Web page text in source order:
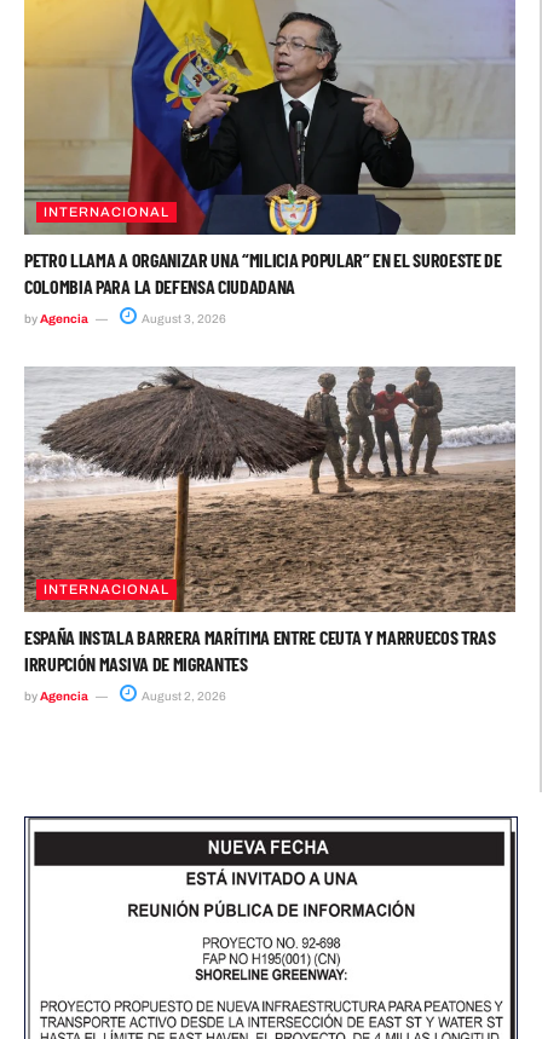
INTERNACIONAL
PETRO LLAMA A ORGANIZAR UNA “MILICIA POPULAR” EN EL SUROESTE DE
COLOMBIA PARA LA DEFENSA CIUDADANA
byAgencia August 3, 2026
INTERNACIONAL
ESPAÑA INSTALA BARRERA MARÍTIMA ENTRE CEUTA Y MARRUECOS TRAS
IRRUPCIÓN MASIVA DE MIGRANTES
byAgencia August 2, 2026